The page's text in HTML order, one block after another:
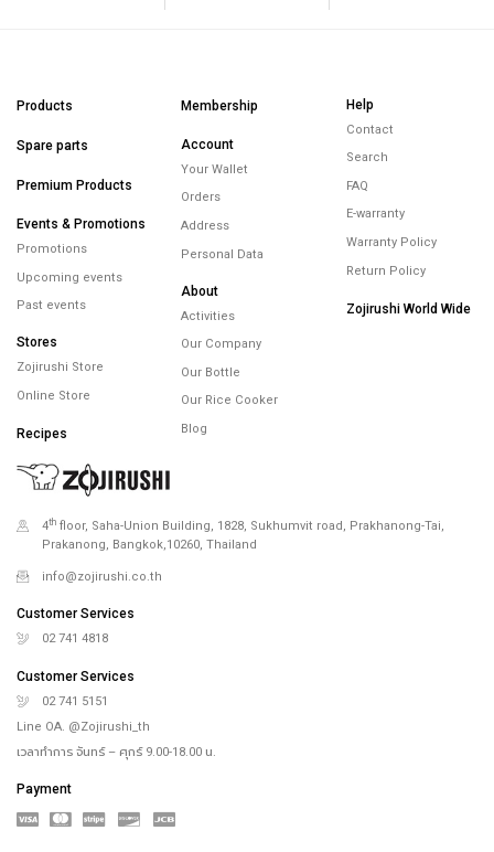
Products
Spare parts
Premium Products
Events & Promotions
Promotions
Upcoming events
Past events
Stores
Zojirushi Store
Online Store
Recipes
Membership
Account
Your Wallet
Orders
Address
Personal Data
About
Activities
Our Company
Our Bottle
Our Rice Cooker
Blog
Help
Contact
Search
FAQ
E-warranty
Warranty Policy
Return Policy
Zojirushi World Wide
4th floor, Saha-Union Building, 1828, Sukhumvit road, Prakhanong-Tai,
Prakanong, Bangkok,10260, Thailand
info@zojirushi.co.th
Customer Services
02 741 4818
Customer Services
02 741 5151
Line OA. @Zojirushi_th
เวลาทำการ จันทร์ – ศุกร์ 9.00-18.00 น.
Payment